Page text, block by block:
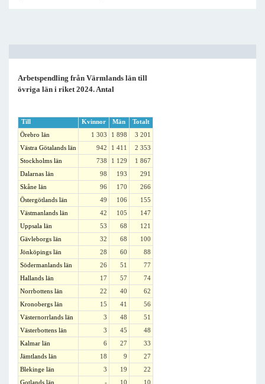
Arbetspendling från Värmlands län till
övriga län i riket 2024. Antal
Till Kvinnor Män
Totalt
Örebro län
1 303 1 898
3 201
Västra Götalands län
942 1 411
2 353
Stockholms län
738 1 129
1 867
Dalarnas län
98 193
291
Skåne län
96 170
266
Östergötlands län
49 106
155
Västmanlands län
42 105
147
Uppsala län
53 68
121
Gävleborgs län
32 68
100
Jönköpings län
28 60
88
Södermanlands län
26 51
77
Hallands län
17 57
74
Norrbottens län
22 40
62
Kronobergs län
15 41
56
Västernorrlands län
3 48
51
Västerbottens län
3 45
48
Kalmar län
6 27
33
Jämtlands län
18 9
27
Blekinge län
3 19
22
Gotlands län
- 10
10